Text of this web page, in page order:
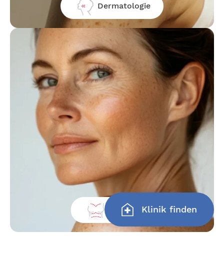
Dermatologie
Ästhetik Klinik finden